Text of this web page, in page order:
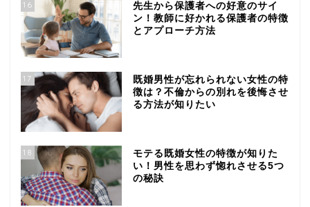
16
先生から保護者への好意のサイ
ン！教師に好かれる保護者の特徴
とアプローチ方法
17
既婚男性が忘れられない女性の特
徴は？不倫からの別れを後悔させ
る方法が知りたい
18
モテる既婚女性の特徴が知りた
い！男性を思わず惚れさせる5つ
の秘訣